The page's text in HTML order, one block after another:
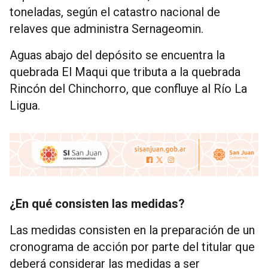
toneladas, según el catastro nacional de
relaves que administra Sernageomin.
Aguas abajo del depósito se encuentra la
quebrada El Maqui que tributa a la quebrada
Rincón del Chinchorro, que confluye al Río La
Ligua.
¿En qué consisten las medidas?
Las medidas consisten en la preparación de un
cronograma de acción por parte del titular que
deberá considerar las medidas a ser